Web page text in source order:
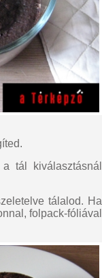
tál kiválasztásnál
tálalod. Ha
folpack-fóliával